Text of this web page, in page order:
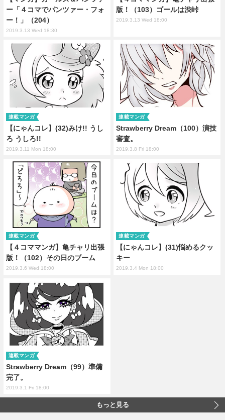
ー「４コマでパンツァー・フォ
ー！」（204）
2019.3.13 Wed 18:30
版！（103）ゴールは渋峠
2019.3.13 Wed 18:00
【にゃんコレ】(32)みけ!! うし
ろ うしろ!!
連載マンガ
2019.3.11 Mon 18:00
Strawberry Dream（100）演技
審査。
連載マンガ
2019.3.8 Fri 18:00
【４コママンガ】亀チャリ出張
版！（102）その日のブーム
連載マンガ
2019.3.6 Wed 18:00
【にゃんコレ】(31)悩めるクッ
キー
連載マンガ
2019.3.4 Mon 18:00
Strawberry Dream（99）準備
完了。
連載マンガ
2019.3.1 Fri 18:00
もっと見る